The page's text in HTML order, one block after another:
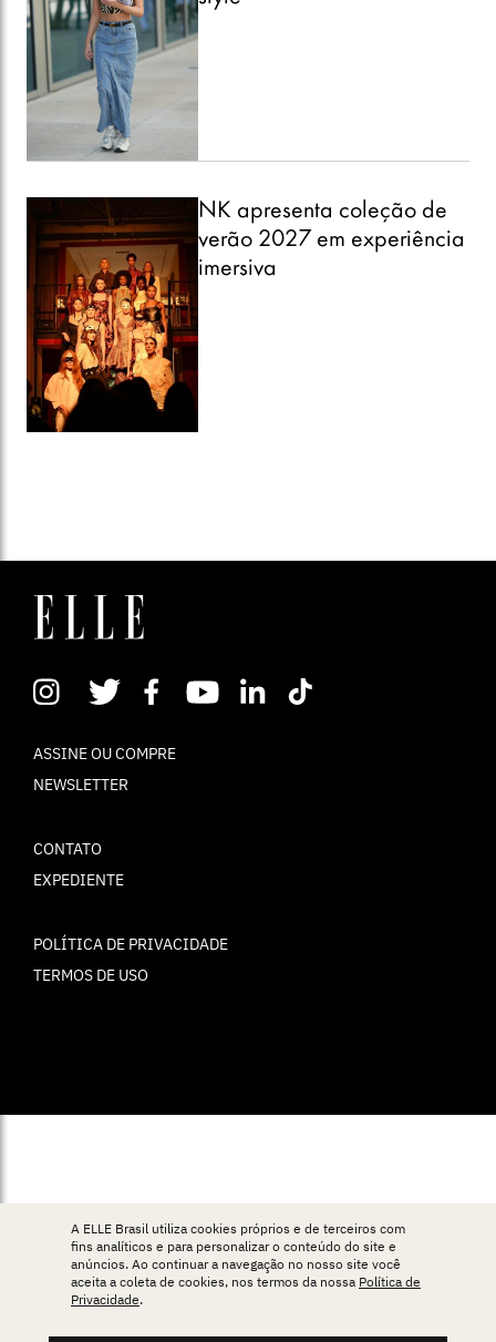
NK apresenta coleção de
verão 2027 em experiência
imersiva
ASSINE OU COMPRE
NEWSLETTER
CONTATO
EXPEDIENTE
POLÍTICA DE PRIVACIDADE
TERMOS DE USO
A ELLE Brasil utiliza cookies próprios e de terceiros com
fins analíticos e para personalizar o conteúdo do site e
anúncios. Ao continuar a navegação no nosso site você
aceita a coleta de cookies, nos termos da nossa Política de
Privacidade.